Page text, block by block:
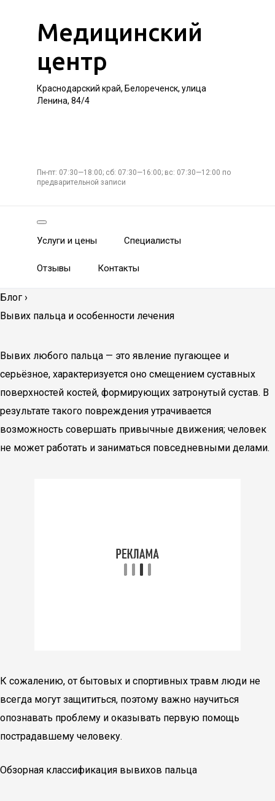
Медицинский
центр
Краснодарский край, Белореченск, улица
Ленина, 84/4
Пн-пт: 07:30—18:00; сб: 07:30—16:00; вс: 07:30—12:00 по
предварительной записи
Услуги и цены Специалисты
Отзывы Контакты
Блог ›
Вывих пальца и особенности лечения
Вывих любого пальца — это явление пугающее и
серьёзное, характеризуется оно смещением суставных
поверхностей костей, формирующих затронутый сустав. В
результате такого повреждения утрачивается
возможность совершать привычные движения; человек
не может работать и заниматься повседневными делами.
К сожалению, от бытовых и спортивных травм люди не
всегда могут защититься, поэтому важно научиться
опознавать проблему и оказывать первую помощь
пострадавшему человеку.
Обзорная классификация вывихов пальца